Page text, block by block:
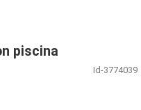
piscina
Id-3774039